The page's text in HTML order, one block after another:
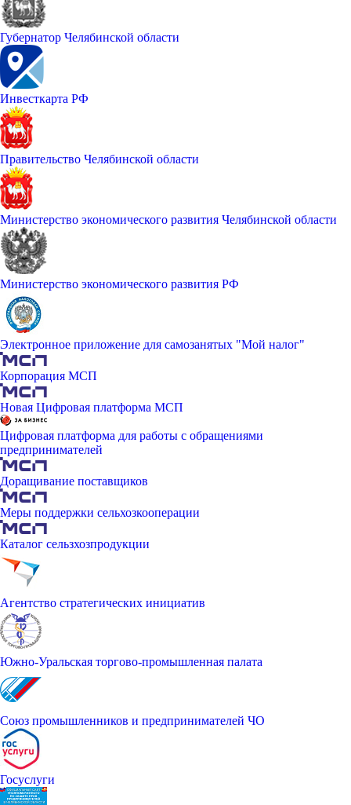
Губернатор Челябинской области
Инвесткарта РФ
Правительство Челябинской области
Министерство экономического развития Челябинской области
Министерство экономического развития РФ
Электронное приложение для самозанятых "Мой налог"
Корпорация МСП
Новая Цифровая платформа МСП
Цифровая платформа для работы с обращениями
предпринимателей
Доращивание поставщиков
Меры поддержки сельхозкооперации
Каталог сельзхозпродукции
Агентство стратегических инициатив
Южно-Уральская торгово-промышленная палата
Союз промышленников и предпринимателей ЧО
Госуслуги